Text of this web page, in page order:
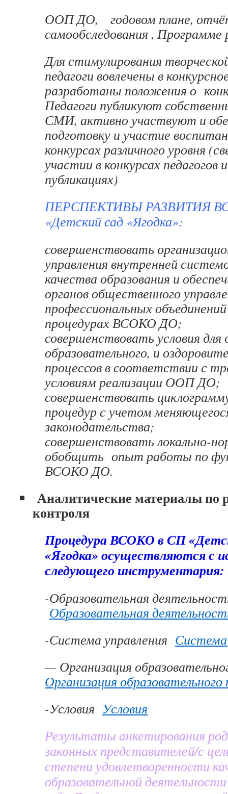
ООП ДО, годовом плане,
самообследования , Программе
Для стимулирования
педагоги вовлечены в
разработаны положения о
Педагоги публикуют
СМИ, активно участвуют и
подготовку и участие
конкурсах различного уровня
участии в конкурсах педагогов
публикациях)
ПЕРСПЕКТИВЫ РАЗВИТИЯ
«Детский сад «Ягодка»:
совершенствовать
управления внутренней
качества образования и
органов общественного
профессиональных объединений
процедурах ВСОКО ДО;
совершенствовать условия
образовательного, и
процессов в соответствии с
условиям реализации ООП ДО;
совершенствовать
процедур с учетом
законодательства;
совершенствовать локально-
обобщить опыт работы по
ВСОКО ДО.
Аналитические материалы по
контроля
Процедура ВСОКО в СП
«Ягодка» осуществляются с
следующего инструментария:
-Образовательная
Образовательная
-Система управления Система
— Организация
Организация образовательного
-Условия Условия
Результаты анкетирования
законных представителей/с
степени удовлетворенности
образовательной